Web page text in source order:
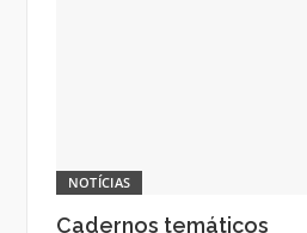
NOTÍCIAS
Cadernos temáticos